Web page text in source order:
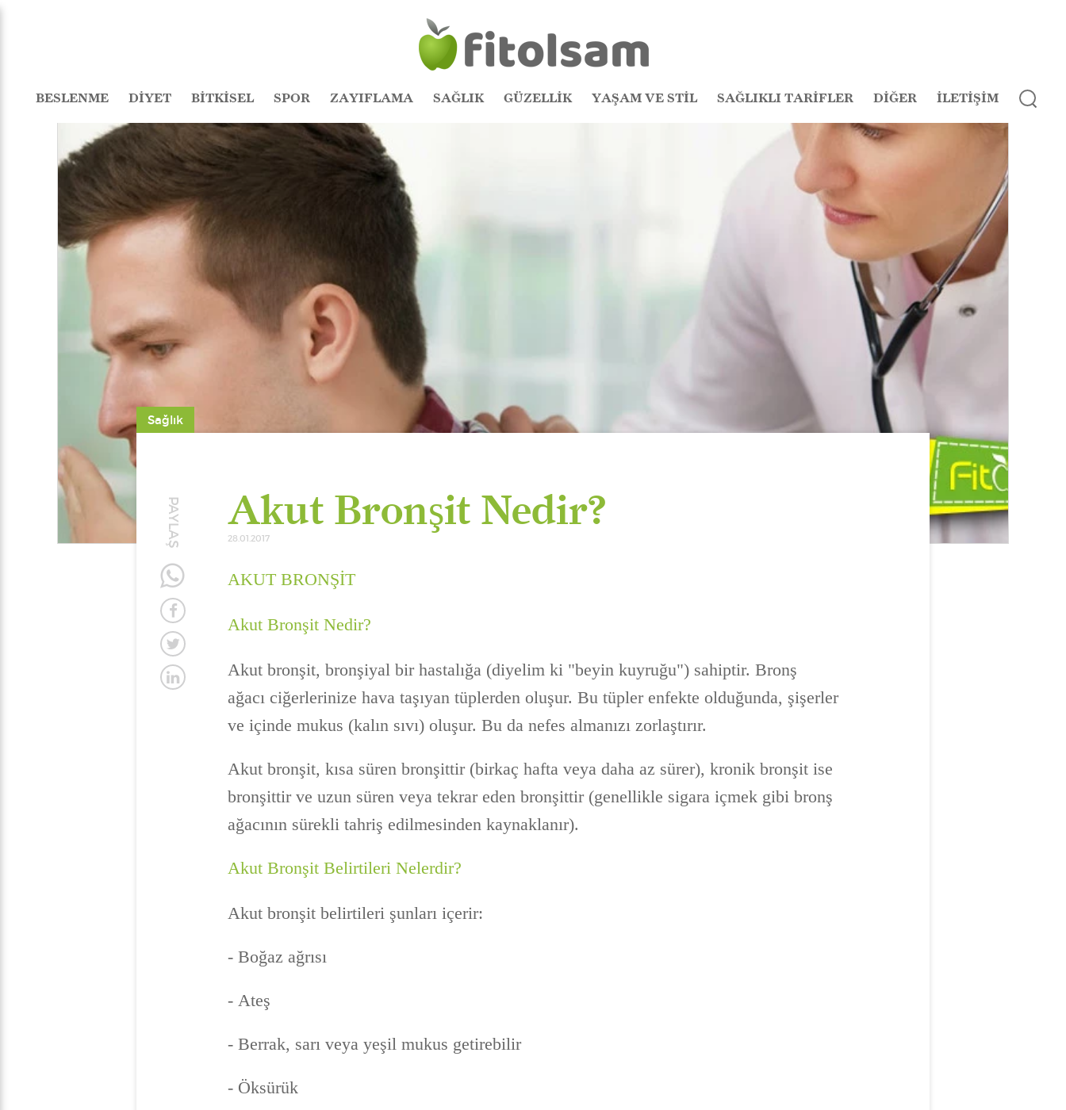
BESLENME DİYET BİTKİSEL SPOR ZAYIFLAMA SAĞLIK GÜZELLİK YAŞAM VE STİL SAĞLIKLI TARİFLER DİĞER İLETİŞİM
PAYLAŞ
Sağlık
Akut Bronşit Nedir?
28.01.2017
AKUT BRONŞİT
Akut Bronşit Nedir?
Akut bronşit, bronşiyal bir hastalığa (diyelim ki "beyin kuyruğu") sahiptir. Bronş
ağacı ciğerlerinize hava taşıyan tüplerden oluşur. Bu tüpler enfekte olduğunda, şişerler
ve içinde mukus (kalın sıvı) oluşur. Bu da nefes almanızı zorlaştırır.
Akut bronşit, kısa süren bronşittir (birkaç hafta veya daha az sürer), kronik bronşit ise
bronşittir ve uzun süren veya tekrar eden bronşittir (genellikle sigara içmek gibi bronş
ağacının sürekli tahriş edilmesinden kaynaklanır).
Akut Bronşit Belirtileri Nelerdir?
Akut bronşit belirtileri şunları içerir:
- Boğaz ağrısı
- Ateş
- Berrak, sarı veya yeşil mukus getirebilir
- Öksürük